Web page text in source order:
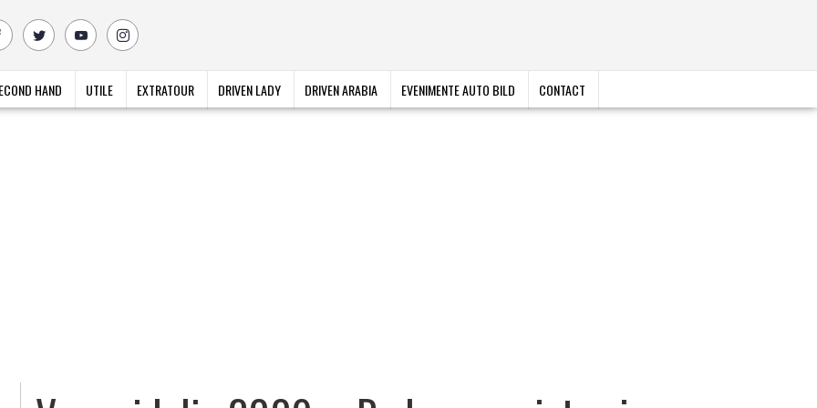
HAND UTILE EXTRATOUR DRIVEN LADY DRIVEN ARABIA EVENIMENTE AUTO BILD CONTACT